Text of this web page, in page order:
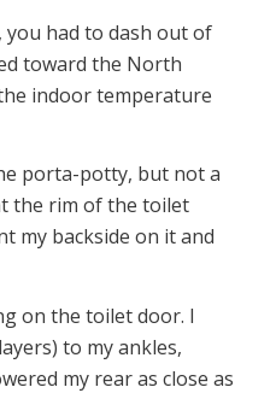
had to dash out of
toward the North
indoor temperature
porta-potty, but not a
the rim of the toilet
my backside on it and
on the toilet door. I
to my ankles,
my rear as close as